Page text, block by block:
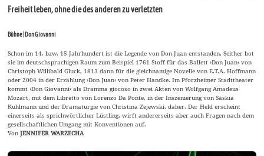
Freiheit leben, ohne die des anderen zu verletzten
Bühne | Don Giovanni
Schon im 14. bzw. 15 Jahrhundert ist die Legende von Don Juan entstanden. Seither bot
sie im deutschsprachigen Raum zum Beispiel 1761 Stoff für das Ballett ›Don Juan‹ von
Christoph Willibald Gluck, 1813 dann für die gleichnamige Novelle von E.T.A. Hoffmann
oder 2004 in der Erzählung ›Don Juan‹ von Peter Handke. Im Pforzheimer Stadttheater
kommt ›Don Giovanni‹ als Dramma giocoso in zwei Akten von Wolfgang Amadeus
Mozart, mit dem Libretto von Lorenzo Da Ponte, in der Inszenierung von Saskia
Kuhlmann und der Dramaturgie von Christina Zejewski, daher. Der Held erscheint
einerseits als sprichwörtlicher Lüstling, wirft andererseits aber auch Fragen nach dem
gesellschaftlichen Umgang mit Konventionen auf.
VonJENNIFER WARZECHA